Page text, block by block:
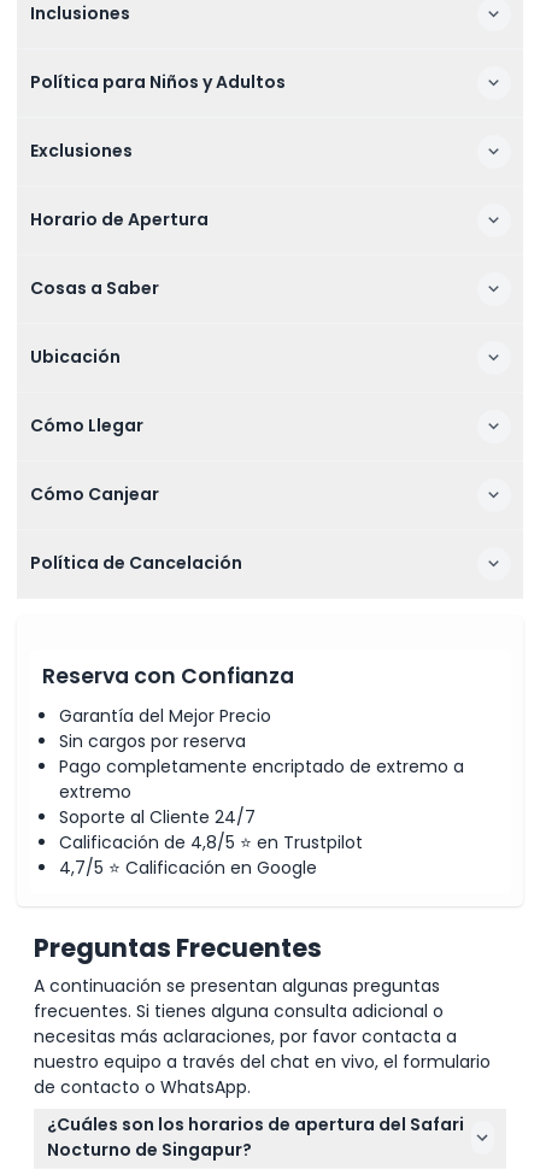
Inclusiones
Política para Niños y Adultos
Exclusiones
Horario de Apertura
Cosas a Saber
Ubicación
Cómo Llegar
Cómo Canjear
Política de Cancelación
Reserva con Confianza
Garantía del Mejor Precio
Sin cargos por reserva
Pago completamente encriptado de extremo a
extremo
Soporte al Cliente 24/7
Calificación de 4,8/5 ⭐ en Trustpilot
4,7/5 ⭐ Calificación en Google
Preguntas Frecuentes
A continuación se presentan algunas preguntas
frecuentes. Si tienes alguna consulta adicional o
necesitas más aclaraciones, por favor contacta a
nuestro equipo a través del chat en vivo, el formulario
de contacto o WhatsApp.
¿Cuáles son los horarios de apertura del Safari
Nocturno de Singapur?